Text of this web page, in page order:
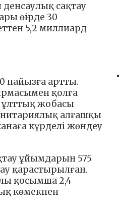
сақтау
өңірде 30
5,2 миллиард
пайызға артты.
қолға
ұлттық жобасы
алғашқы
күрделі жөндеу
ұйымдарын 575
қарастырылған.
қосымша 2,4
көмекпен